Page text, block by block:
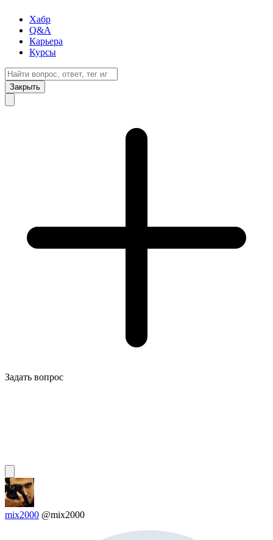
Хабр
Q&A
Карьера
Курсы
Закрыть
Задать вопрос
mix2000 @mix2000